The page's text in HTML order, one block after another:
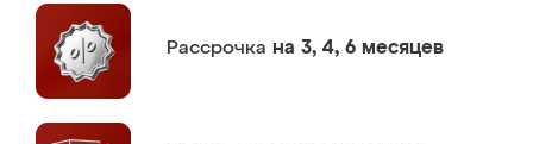
Рассрочка на 3, 4, 6 месяцев